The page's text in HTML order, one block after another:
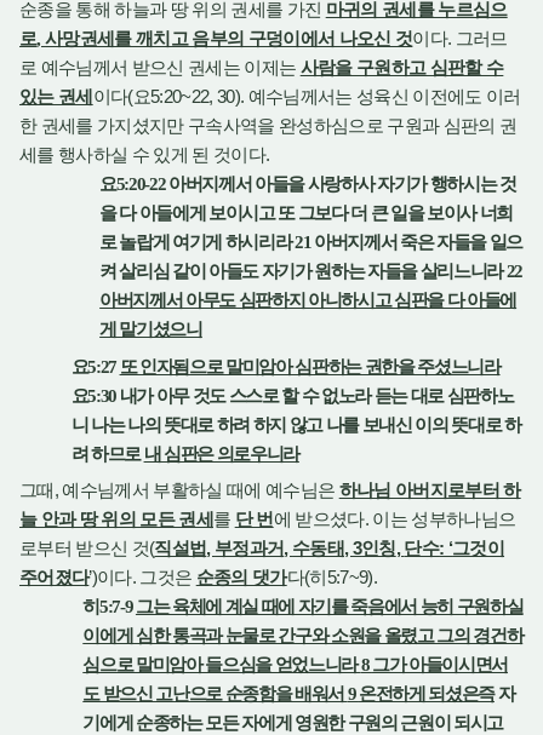
순종을 통해 하늘과 땅 위의 권세를 가진 마귀의 권세를 누르심으
로,사망권세를 깨치고 음부의 구덩이에서 나오신 것이다. 그러므
로 예수님께서 받으신 권세는 이제는 사람을 구원하고 심판할 수
있는 권세 이다(요5:20~22, 30). 예수님께서는 성육신 이전에도 이러
한 권세를 가지셨지만 구속사역을 완성하심으로 구원과 심판의 권
세를 행사하실 수 있게 된 것이다.
요5:20-22아버지께서 아들을 사랑하사 자기가 행하시는 것
을 다 아들에게 보이시고 또 그보다 더 큰 일을 보이사 너희
로 놀랍게 여기게 하시리라21 아버지께서 죽은 자들을 일으
켜 살리심 같이 아들도 자기가 원하는 자들을 살리느니라22
아버지께서 아무도 심판하지 아니하시고 심판을 다 아들에
게 맡기셨으니
요5:27 또 인자됨으로 말미암아 심판하는 권한을 주셨느니라
요5:30 내가 아무 것도 스스로 할 수 없노라 듣는 대로 심판하노
니 나는 나의 뜻대로 하려 하지 않고 나를 보내신 이의 뜻대로 하
려 하므로 내 심판은 의로우니라
그때 , 예수님께서 부활하실 때에 예수님은 하나님 아버지로부터 하
늘 안과 땅 위의 모든 권세 를 단 번에 받으셨다. 이는 성부하나님으
로부터 받으신 것(직설법, 부정과거, 수동태, 3인칭,단수: ‘그것이
주어졌다’)이다. 그것은 순종의 댓가다(히 5:7~9).
히5:7-9그는 육체에 계실 때에 자기를 죽음에서 능히 구원하실
이에게 심한 통곡과 눈물로 간구와 소원을 올렸고 그의 경건하
심으로 말미암아 들으심을 얻었느니라8그가 아들이시면서
도 받으신 고난으로 순종함을 배워서 9온전하게 되셨은즉자
기에게 순종하는 모든 자에게 영원한 구원의 근원이 되시고